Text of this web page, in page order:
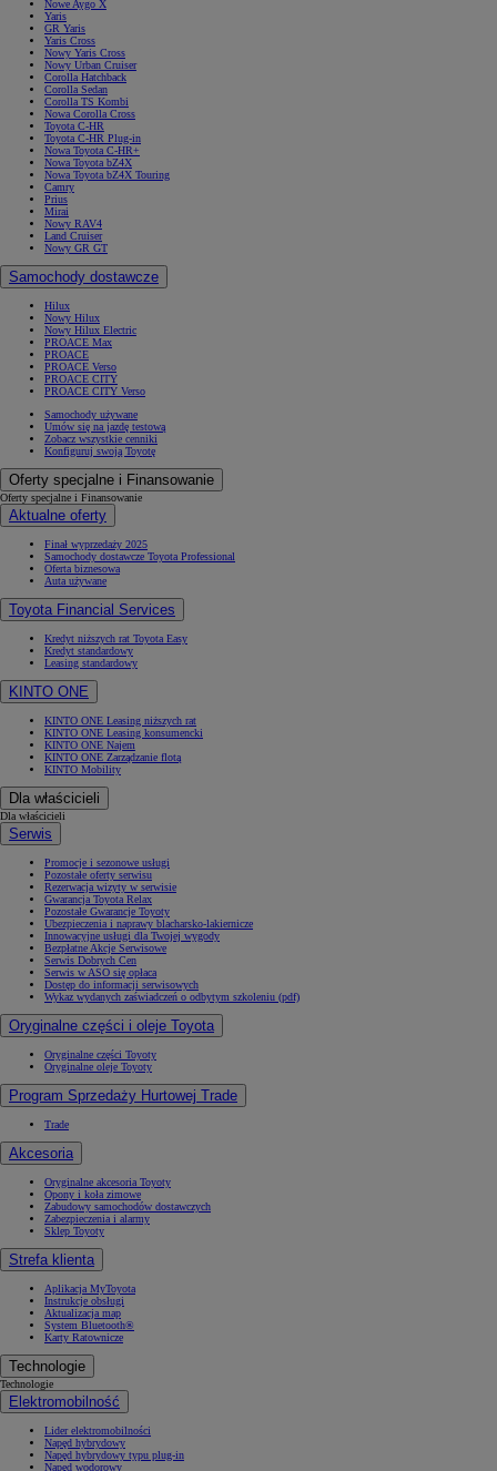
Nowe Aygo X
Yaris
GR Yaris
Yaris Cross
Nowy Yaris Cross
Nowy Urban Cruiser
Corolla Hatchback
Corolla Sedan
Corolla TS Kombi
Nowa Corolla Cross
Toyota C-HR
Toyota C-HR Plug-in
Nowa Toyota C-HR+
Nowa Toyota bZ4X
Nowa Toyota bZ4X Touring
Camry
Prius
Mirai
Nowy RAV4
Land Cruiser
Nowy GR GT
Samochody dostawcze
Hilux
Nowy Hilux
Nowy Hilux Electric
PROACE Max
PROACE
PROACE Verso
PROACE CITY
PROACE CITY Verso
Samochody używane
Umów się na jazdę testową
Zobacz wszystkie cenniki
Konfiguruj swoją Toyotę
Oferty specjalne i Finansowanie
Oferty specjalne i Finansowanie
Aktualne oferty
Finał wyprzedaży 2025
Samochody dostawcze Toyota Professional
Oferta biznesowa
Auta używane
Toyota Financial Services
Kredyt niższych rat Toyota Easy
Kredyt standardowy
Leasing standardowy
KINTO ONE
KINTO ONE Leasing niższych rat
KINTO ONE Leasing konsumencki
KINTO ONE Najem
KINTO ONE Zarządzanie flotą
KINTO Mobility
Dla właścicieli
Dla właścicieli
Serwis
Promocje i sezonowe usługi
Pozostałe oferty serwisu
Rezerwacja wizyty w serwisie
Gwarancja Toyota Relax
Pozostałe Gwarancje Toyoty
Ubezpieczenia i naprawy blacharsko-lakiernicze
Innowacyjne usługi dla Twojej wygody
Bezpłatne Akcje Serwisowe
Serwis Dobrych Cen
Serwis w ASO się opłaca
Dostęp do informacji serwisowych
Wykaz wydanych zaświadczeń o odbytym szkoleniu (pdf)
Oryginalne części i oleje Toyota
Oryginalne części Toyoty
Oryginalne oleje Toyoty
Program Sprzedaży Hurtowej Trade
Trade
Akcesoria
Oryginalne akcesoria Toyoty
Opony i koła zimowe
Zabudowy samochodów dostawczych
Zabezpieczenia i alarmy
Sklep Toyoty
Strefa klienta
Aplikacja MyToyota
Instrukcje obsługi
Aktualizacja map
System Bluetooth®
Karty Ratownicze
Technologie
Technologie
Elektromobilność
Lider elektromobilności
Napęd hybrydowy
Napęd hybrydowy typu plug-in
Napęd wodorowy